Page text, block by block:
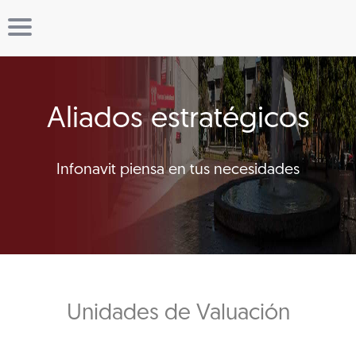
Aliados estratégicos
Infonavit piensa en tus necesidades
Unidades de Valuación